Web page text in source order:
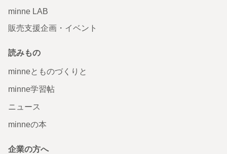
minne LAB
販売支援企画・イベント
読みもの
minneとものづくりと
minne学習帖
ニュース
minneの本
企業の方へ